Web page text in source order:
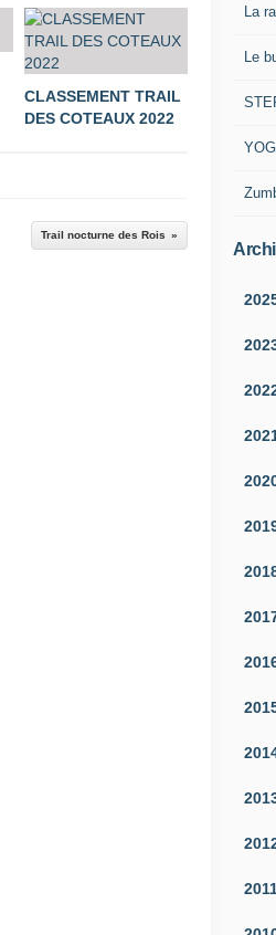
CLASSEMENT TRAIL
DES COTEAUX 2022
Trail nocturne des Rois
La
Le